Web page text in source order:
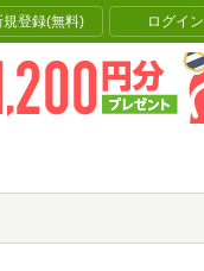
規登録(無料) ログイン